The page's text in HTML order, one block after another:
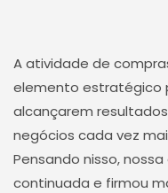
A atividade de
elemento estratégico
alcançarem
negócios cada vez
Pensando nisso,
continuada e firmou